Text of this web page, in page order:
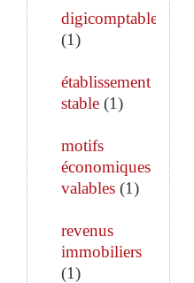
digicomptable
(1)
établissement
stable (1)
motifs
économiques
valables (1)
revenus
immobiliers
(1)